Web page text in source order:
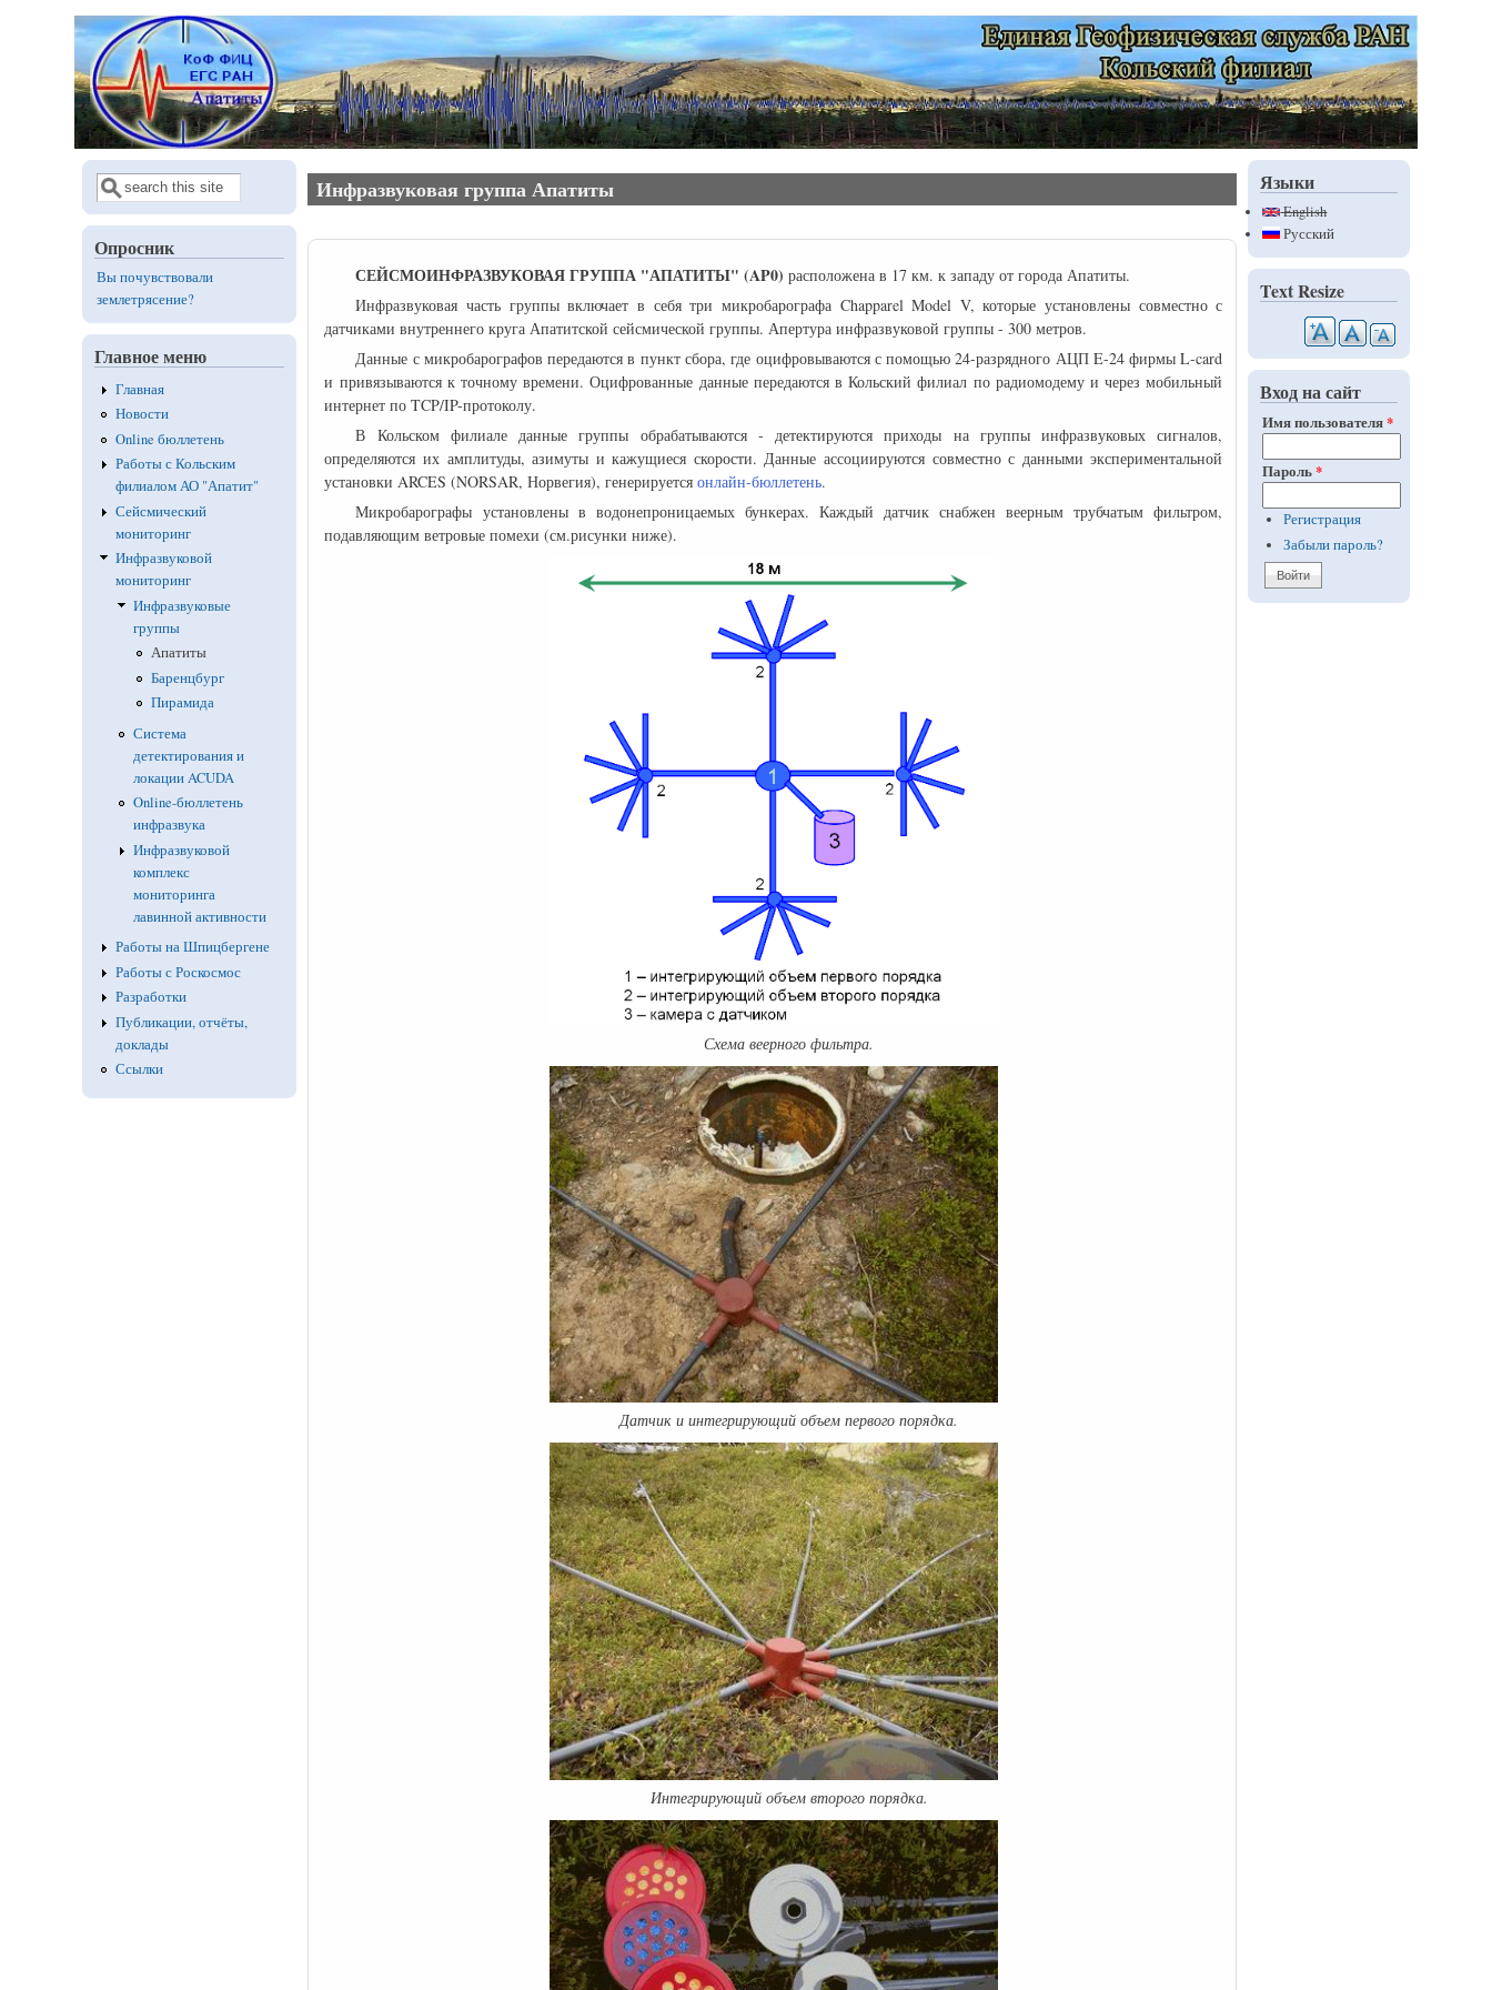
Перейти к основному содержанию
Инфразвуковая группа Апатиты
СЕЙСМОИНФРАЗВУКОВАЯ ГРУППА "АПАТИТЫ" (AP0) расположена в 17 км. к западу от города Апатиты.
Инфразвуковая часть группы включает в себя три микробарографа Chapparel Model V, которые установлены совместно с
датчиками внутреннего круга Апатитской сейсмической группы. Апертура инфразвуковой группы - 300 метров.
Данные с микробарографов передаются в пункт сбора, где оцифровываются с помощью 24-разрядного АЦП E-24 фирмы L-card
и привязываются к точному времени. Оцифрованные данные передаются в Кольский филиал по радиомодему и через мобильный
интернет по TCP/IP-протоколу.
В Кольском филиале данные группы обрабатываются - детектируются приходы на группы инфразвуковых сигналов,
определяются их амплитуды, азимуты и кажущиеся скорости. Данные ассоциируются совместно с данными экспериментальной
установки ARCES (NORSAR, Норвегия), генерируетсяонлайн-бюллетень.
Микробарографы установлены в водонепроницаемых бункерах. Каждый датчик снабжен веерным трубчатым фильтром,
подавляющим ветровые помехи (см.рисунки ниже).
Схема веерного фильтра.
Датчик и интегрирующий объем первого порядка.
Интегрирующий объем второго порядка.
Форма поиска
Поиск
Опросник
Вы почувствовали
землетрясение?
Главное меню
Главная
Новости
Online бюллетень
Работы с Кольским
филиалом АО "Апатит"
Сейсмический
мониторинг
Инфразвуковой
мониторинг
Инфразвуковые
группы
Апатиты
Баренцбург
Пирамида
Система
детектирования и
локации ACUDA
Online-бюллетень
инфразвука
Инфразвуковой
комплекс
мониторинга
лавинной активности
Работы на Шпицбергене
Работы с Роскосмос
Разработки
Публикации, отчёты,
доклады
Ссылки
Языки
English
Русский
Text Resize
Вход на сайт
Имя пользователя*
Пароль*
Регистрация
Забыли пароль?